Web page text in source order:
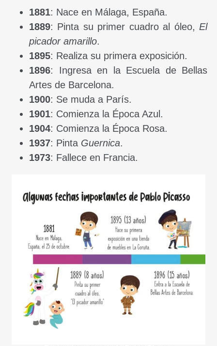
1881: Nace en Málaga, España.
1889: Pinta su primer cuadro al óleo, El
picador amarillo.
1895: Realiza su primera exposición.
1896: Ingresa en la Escuela de Bellas
Artes de Barcelona.
1900: Se muda a París.
1901: Comienza la Época Azul.
1904: Comienza la Época Rosa.
1937: Pinta Guernica.
1973: Fallece en Francia.